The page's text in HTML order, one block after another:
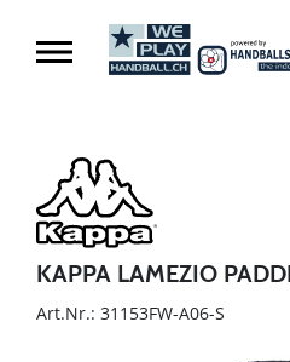
KAPPA LAMEZIO
Art.Nr.: 31153FW-A06-S